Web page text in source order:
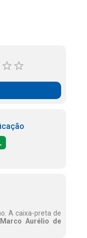
A caixa-preta de
Marco Aurélio de